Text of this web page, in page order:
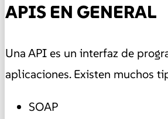
APIS EN GENERAL
Una API es un interfaz de
aplicaciones. Existen muchos
SOAP